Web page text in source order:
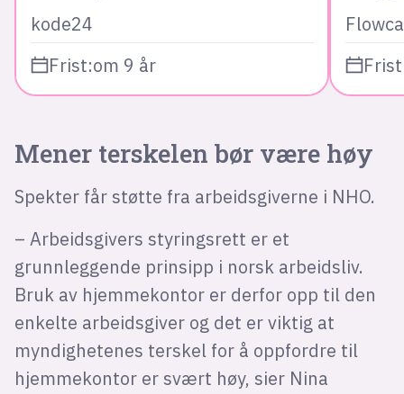
kode24
Frist:om 9 år
Mener terskelen bør være høy
Spekter får støtte fra arbeidsgiverne i NHO.
– Arbeidsgivers styringsrett er et
grunnleggende prinsipp i norsk arbeidsliv.
Bruk av hjemmekontor er derfor opp til den
enkelte arbeidsgiver og det er viktig at
myndighetenes terskel for å oppfordre til
hjemmekontor er svært høy, sier Nina